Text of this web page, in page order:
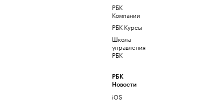
РБК
Компании
РБК Курсы
Школа
управления
РБК
РБК
Новости
iOS